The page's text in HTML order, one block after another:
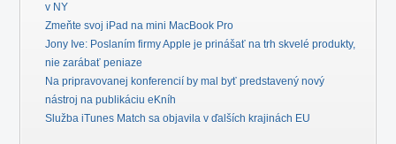
v NY
Zmeňte svoj iPad na mini MacBook Pro
Jony Ive: Poslaním firmy Apple je prinášať na trh skvelé produkty,
nie zarábať peniaze
Na pripravovanej konferencií by mal byť predstavený nový
nástroj na publikáciu eKníh
Služba iTunes Match sa objavila v ďalších krajinách EU